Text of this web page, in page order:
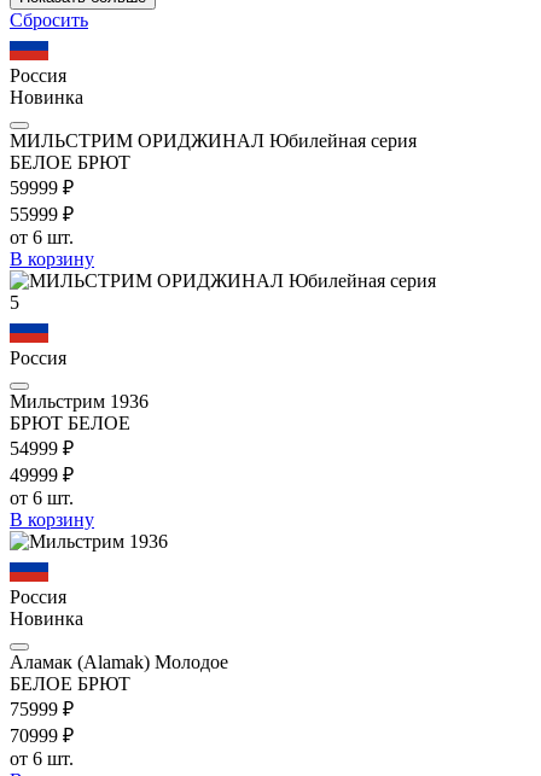
Сбросить
Россия
Новинка
МИЛЬСТРИМ ОРИДЖИНАЛ Юбилейная серия
БЕЛОЕ БРЮТ
59999 ₽
55999 ₽
от 6 шт.
В корзину
5
Россия
Мильстрим 1936
БРЮТ БЕЛОЕ
54999 ₽
49999 ₽
от 6 шт.
В корзину
Россия
Новинка
Аламак (Alamak) Молодое
БЕЛОЕ БРЮТ
75999 ₽
70999 ₽
от 6 шт.